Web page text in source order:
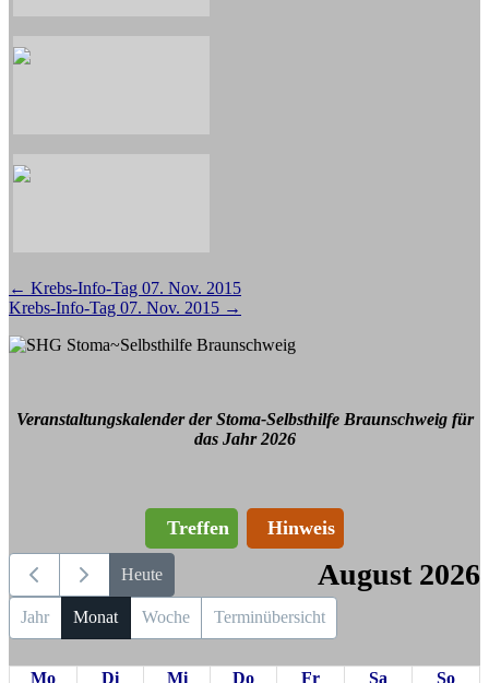
Beitragsnavigation
← Krebs-Info-Tag 07. Nov. 2015
Krebs-Info-Tag 07. Nov. 2015 →
Veranstaltungskalender der Stoma-Selbsthilfe Braunschweig für
das Jahr 2026
Treffen Hinweis
Heute August 2026
Jahr Monat Woche Terminübersicht
Mo Di Mi Do Fr Sa
So